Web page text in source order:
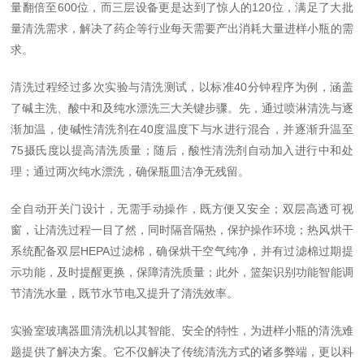
量翻倍至600位，而三层设备更是达到了惊人的120位，满足了大批
量清洗需求，解决了药企等行业每天需要产出消耗大量进样小瓶的需
求。
清洗过程经过多次实验与清洗测试，以标准40分钟程序为例，涵盖
了碱主洗、酸中和及纯水漂洗三大关键步骤。先，通过喷淋清洗与逐
渐加温，使碱性清洗剂在40度温度下与水进行混合，并逐渐升温至
75摄氏度以提高清洗质量；随后，酸性清洗剂自动加入进行中和处
理；通过两次纯水漂洗，确保瓶皿洁净无残留。
全自动开关门设计，无需手动操作，既方便又安全；双层高透可视
窗，让清洗过程一目了然，同时隔音隔热，保护操作环境；热风烘干
系统配备双层HEPA过滤棉，确保烘干空气纯净，并有过滤棉过期提
示功能，及时提醒更换，保障清洗质量；此外，篮架识别功能智能调
节清洗水量，既节水节电又提升了清洗效率。
实验室玻璃器皿清洗机以其智能、安全的特性，为进样小瓶的清洗难
题提供了解决方案。它不仅解决了传统清洗方式的诸多弊端，更以科